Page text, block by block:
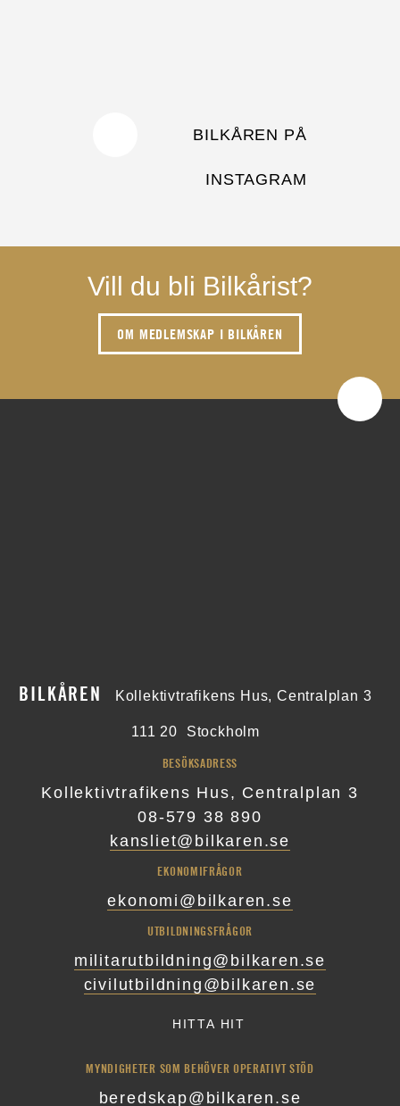
BILKÅREN PÅ
INSTAGRAM
Vill du bli Bilkårist?
OM MEDLEMSKAP I BILKÅREN
BILKÅREN Kollektivtrafikens Hus, Centralplan 3
111 20 Stockholm
BESÖKSADRESS
Kollektivtrafikens Hus, Centralplan 3
08-579 38 890
kansliet@bilkaren.se
EKONOMIFRÅGOR
ekonomi@bilkaren.se
UTBILDNINGSFRÅGOR
militarutbildning@bilkaren.se
civilutbildning@bilkaren.se
HITTA HIT
MYNDIGHETER SOM BEHÖVER OPERATIVT STÖD
beredskap@bilkaren.se